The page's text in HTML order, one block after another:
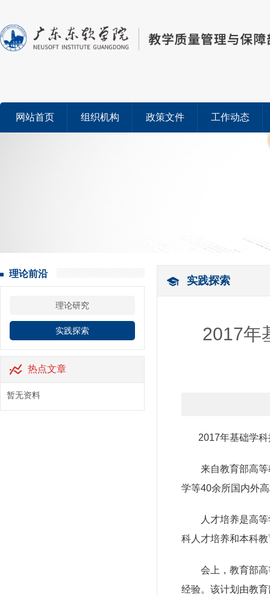
网站首页 组织机构 政策文件 工作动态
理论前沿
理论研究
实践探索
热点文章
暂无资料
实践探索
2017年
2017年基础学科
来自教育部高等教
学等40余所国内外
人才培养是高等学
科人才培养和本科
会上，教育部高等
经验。该计划由教